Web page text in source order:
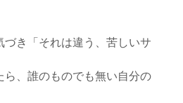
づき「それは違う、苦しいサ
ら、誰のものでも無い自分の